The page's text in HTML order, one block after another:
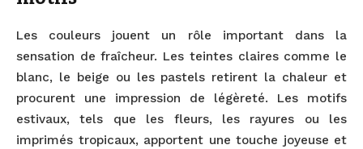
Les couleurs jouent un rôle important dans la
sensation de fraîcheur. Les teintes claires comme le
blanc, le beige ou les pastels retirent la chaleur et
procurent une impression de légèreté. Les motifs
estivaux, tels que les fleurs, les rayures ou les
imprimés tropicaux, apportent une touche joyeuse et